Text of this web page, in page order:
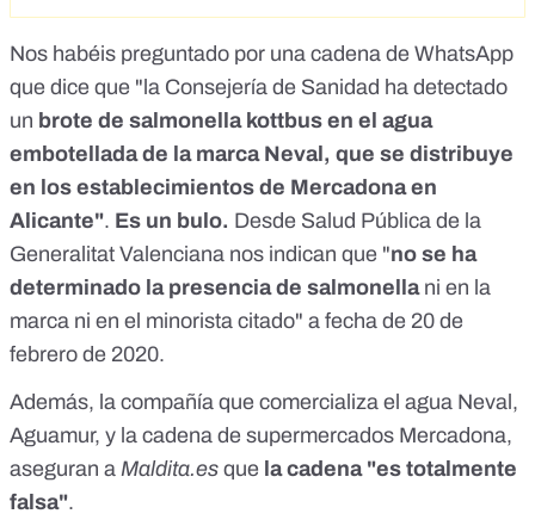
procesamiento.<br /> Por ello, se procedi&oacute; al cierre
temporal de la f&aacute;brica y al decomiso de la
producci&oacute;n, tanto en la f&aacute;brica como en
todos los puntos de distribuci&oacute;n. 70 ni&ntilde;os, y
40 adultos han sido afectados por el brote de salmonela......
&nbsp; &nbsp; &nbsp; &nbsp; &nbsp; &nbsp; &nbsp;
&nbsp; &nbsp; &nbsp; &nbsp; &nbsp; &nbsp; &nbsp;
&nbsp; &nbsp; &nbsp; &nbsp; Espero que no afecte a nadie
pero ese agua se ha consumido en nuestra oficina
Nos habéis preguntado por una cadena de WhatsApp
que dice que "la Consejería de Sanidad ha detectado
un brote de salmonella kottbus en el agua
embotellada de la marca Neval, que se distribuye
en los establecimientos de Mercadona en
Alicante". Es un bulo. Desde Salud Pública de la
Generalitat Valenciana nos indican que "no se ha
determinado la presencia de salmonellani en la
marca ni en el minorista citado" a fecha de 20 de
febrero de 2020.
Además, la compañía que comercializa el agua Neval,
Aguamur, y la cadena de supermercados Mercadona,
aseguran a Maldita.es que la cadena "es totalmente
falsa".